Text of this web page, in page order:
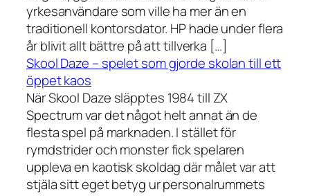
yrkesanvändare som ville ha mer än en
traditionell kontorsdator. HP hade under flera
år blivit allt bättre på att tillverka […]
Skool Daze – spelet som gjorde skolan till ett
öppet kaos
När Skool Daze släpptes 1984 till ZX
Spectrum var det något helt annat än de
flesta spel på marknaden. I stället för
rymdstrider och monster fick spelaren
uppleva en kaotisk skoldag där målet var att
stjäla sitt eget betyg ur personalrummets